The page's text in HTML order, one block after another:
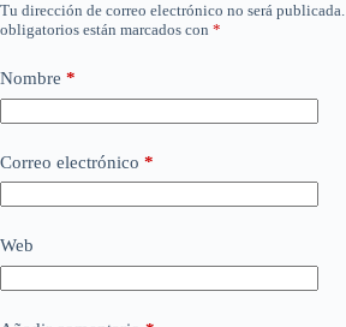
Tu dirección de correo electrónico no será publicada.
obligatorios están marcados con *
Nombre *
Correo electrónico *
Web